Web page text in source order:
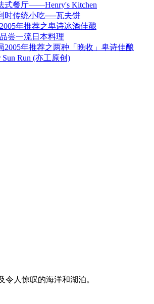
式餐厅――Henry's Kitchen
时传统小吃──瓦夫饼
年推荐之卑诗冰酒佳酿
尝一流日本料理
2005年推荐之两种「晚收」卑诗佳酿
Sun Run (亦工原创)
令人惊叹的海洋和湖泊。